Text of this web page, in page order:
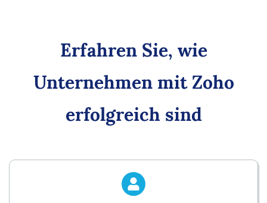
Erfahren Sie, wie
Unternehmen mit Zoho
erfolgreich sind